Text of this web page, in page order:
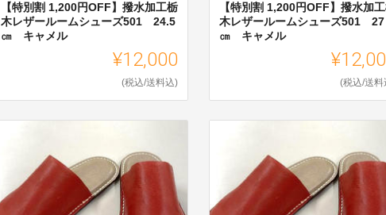
【特別割 1,200円OFF】撥水加工栃
木レザールームシューズ501 24.5
㎝ キャメル
¥12,000
(税込/送料込)
【特別割 1,200円OFF】撥水加
木レザールームシューズ501 27
㎝ キャメル
(税込/送料